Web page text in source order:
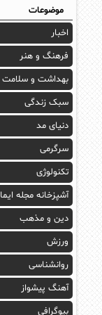
موضوعات
اخبار
فرهنگ و هنر
بهداشت و سلامت
سبک زندگی
دنیای مد
سرگرمی
تکنولوژی
آشپزخانه مجله ایما
دین و مذهب
ورزش
روانشناسی
آهنگ پیشواز
بیوگرافی